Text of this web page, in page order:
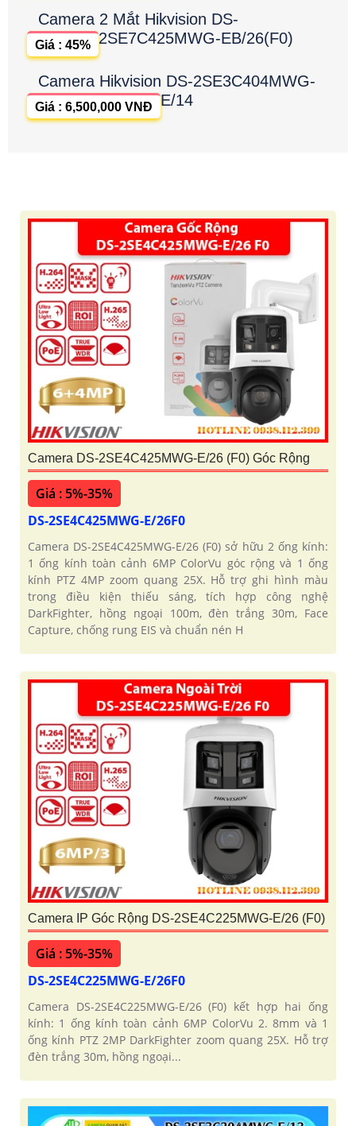
Camera 2 Mắt Hikvision DS-
2SE7C425MWG-EB/26(F0)
Giá : 45%
Camera Hikvision DS-2SE3C404MWG-
E/14
Giá : 6,500,000 VNĐ
Camera DS-2SE4C425MWG-E/26 (F0) Góc Rộng
Giá : 5%-35%
DS-2SE4C425MWG-E/26F0
Camera DS-2SE4C425MWG-E/26 (F0) sở hữu 2 ống kính:
1 ống kính toàn cảnh 6MP ColorVu góc rộng và 1 ống
kính PTZ 4MP zoom quang 25X. Hỗ trợ ghi hình màu
trong điều kiện thiếu sáng, tích hợp công nghệ
DarkFighter, hồng ngoại 100m, đèn trắng 30m, Face
Capture, chống rung EIS và chuẩn nén H
Camera IP Góc Rộng DS-2SE4C225MWG-E/26 (F0)
Giá : 5%-35%
DS-2SE4C225MWG-E/26F0
Camera DS-2SE4C225MWG-E/26 (F0) kết hợp hai ống
kính: 1 ống kính toàn cảnh 6MP ColorVu 2. 8mm và 1
ống kính PTZ 2MP DarkFighter zoom quang 25X. Hỗ trợ
đèn trắng 30m, hồng ngoại...